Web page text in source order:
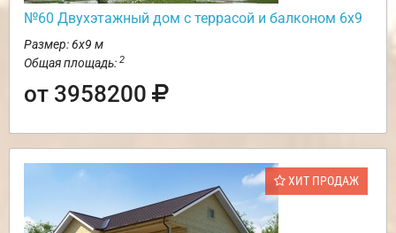
№60 Двухэтажный дом с террасой и балконом 6х9
Размер: 6х9 м
Общая площадь: 2
от 3958200
ХИТ ПРОДАЖ